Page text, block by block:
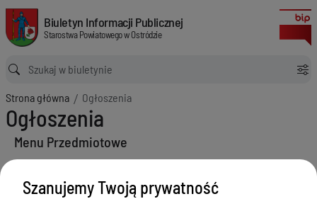
Ogłoszenia
Biuletyn Informacji Publicznej Starostwa Powiatowego w Ostródzie
Biuletyn Informacji Publicznej
Starostwa Powiatowego w Ostródzie
Ścieżka powrotu
Strona główna Ogłoszenia
Ogłoszenia
Menu Przedmiotowe
Poradnik Interesanta
Szanujemy Twoją prywatność